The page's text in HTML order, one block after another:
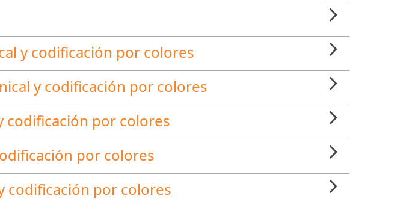
y codificación por colores
y codificación por colores
codificación por colores
por colores
codificación por colores